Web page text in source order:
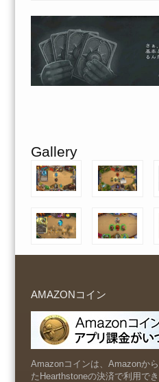
Gallery
AMAZONコイン
Amazonコインは、Amazonか
たHearthstoneの決済で利用でき